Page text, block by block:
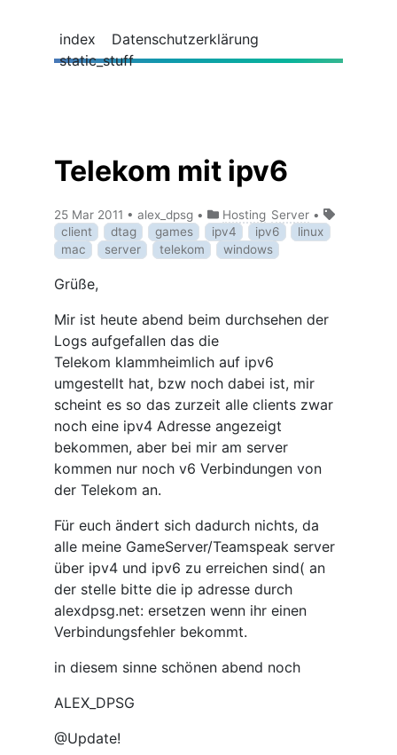
index
Datenschutzerklärung
static_stuff
Telekom mit ipv6
25 Mar 2011 • alex_dpsg • Hosting Server •
client
dtag games ipv4 ipv6
linux
mac
server telekom windows
Grüße,
Mir ist heute abend beim durchsehen der
Logs aufgefallen das die
Telekom klammheimlich auf ipv6
umgestellt hat, bzw noch dabei ist, mir
scheint es so das zurzeit alle clients zwar
noch eine ipv4 Adresse angezeigt
bekommen, aber bei mir am server
kommen nur noch v6 Verbindungen von
der Telekom an.
Für euch ändert sich dadurch nichts, da
alle meine GameServer/Teamspeak server
über ipv4 und ipv6 zu erreichen sind( an
der stelle bitte die ip adresse durch
alexdpsg.net:ersetzen wenn ihr einen
Verbindungsfehler bekommt.
in diesem sinne schönen abend noch
ALEX_DPSG
@Update!